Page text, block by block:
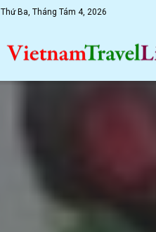
Thứ Ba, Tháng Tám 4, 2026